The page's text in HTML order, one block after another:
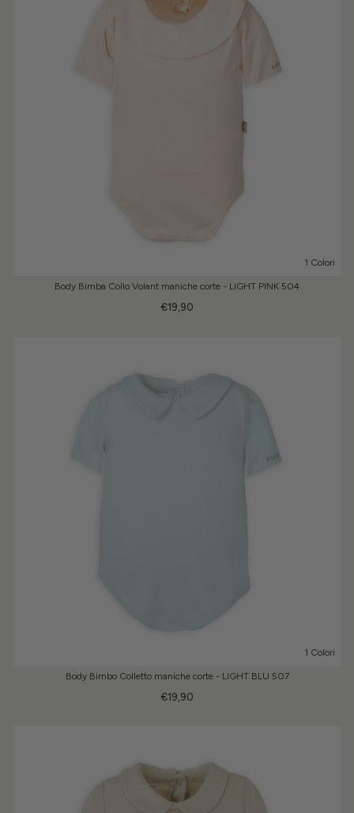
1 Colori
Body Bimba Collo Volant maniche corte - LIGHT PINK 504
€19,90
1 Colori
Body Bimbo Colletto maniche corte - LIGHT BLU 507
€19,90